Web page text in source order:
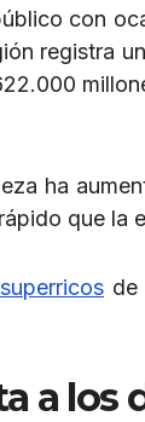
con
registra
ha
que la
superricos de
a los